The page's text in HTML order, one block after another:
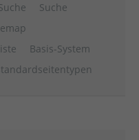
Suche
Basis-System